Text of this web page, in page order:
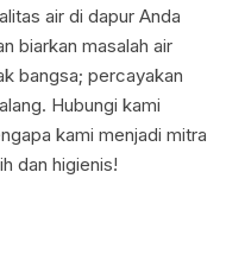
air di dapur Anda
biarkan masalah air
bangsa; percayakan
Hubungi kami
kami menjadi mitra
dan higienis!